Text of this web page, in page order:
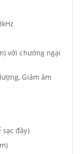
với chướng ngại
Giảm âm
sạc đầy)